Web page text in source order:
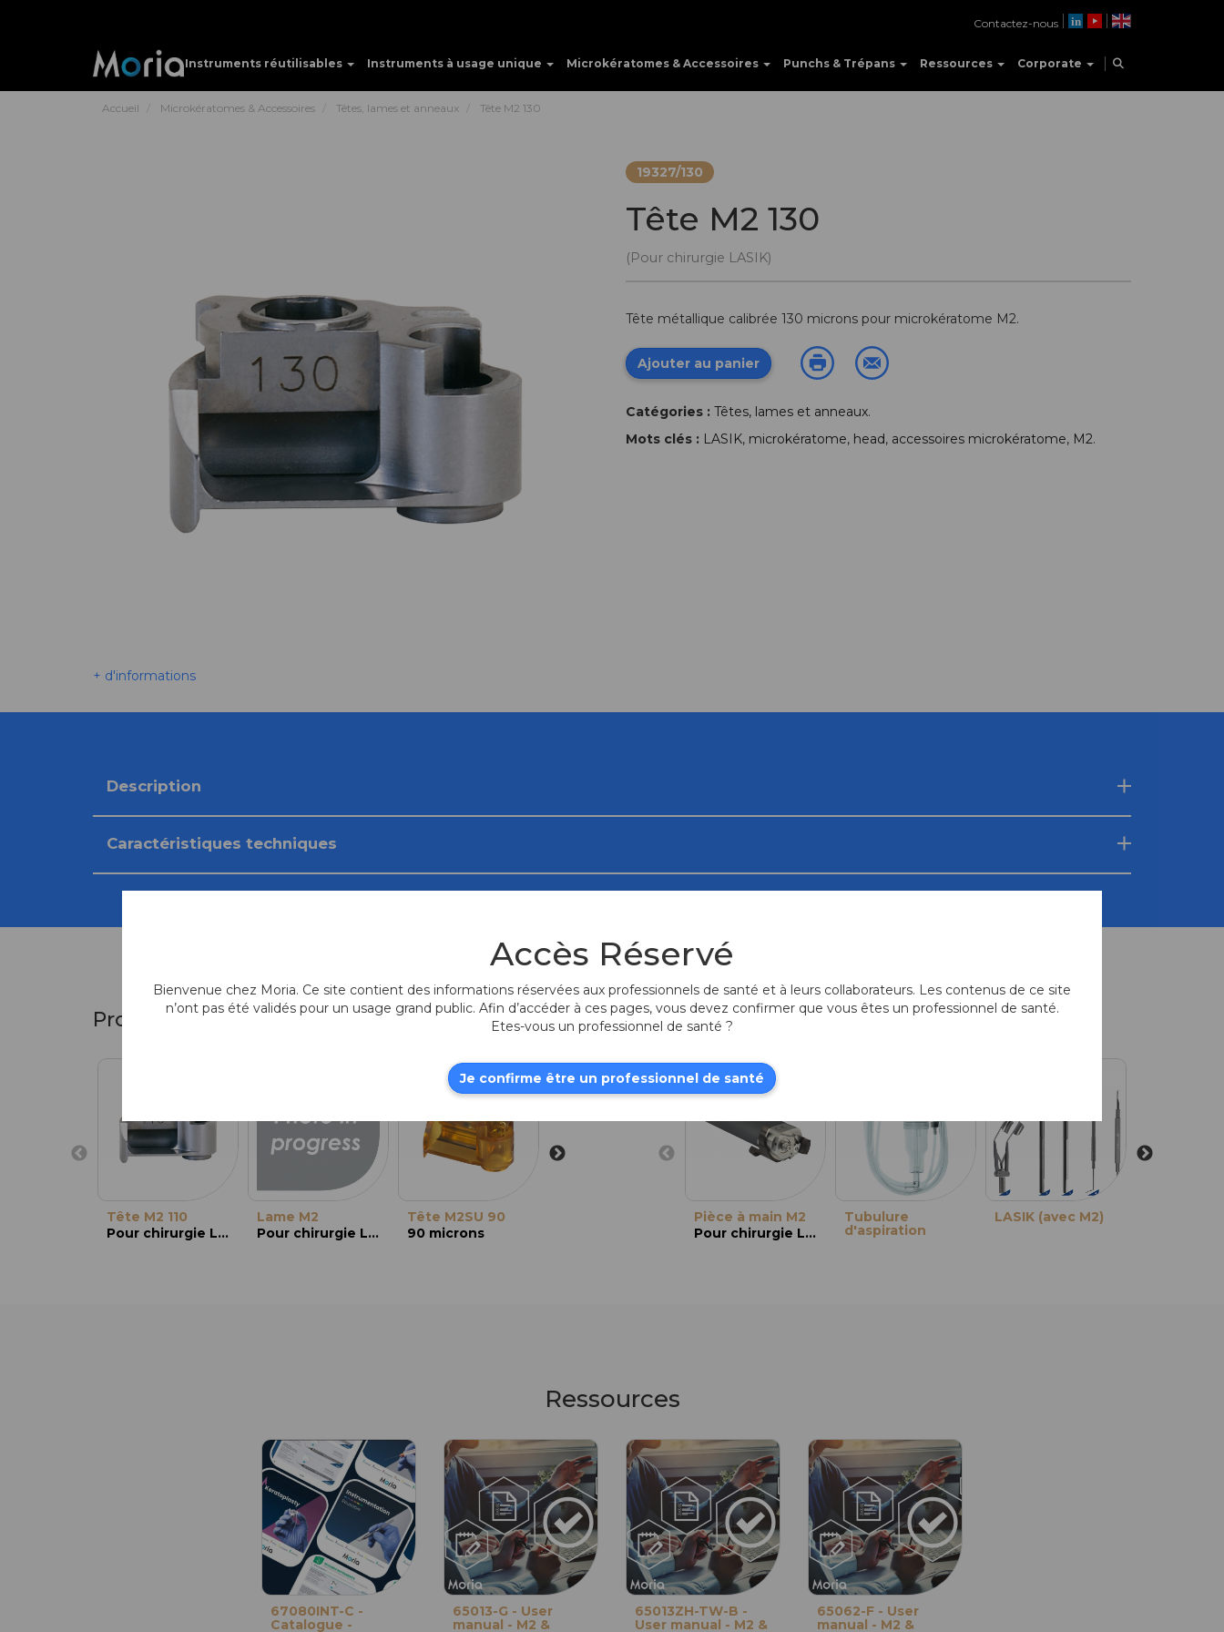
Instruments réutilisables Instruments à usage unique Microkératomes & Accessoires Punchs & Trépans Ressources Corporate
Contactez-nous
Accueil Microkératomes & Accessoires Têtes, lames et anneaux Tête M2 130
+ d'informations
19327/130
Tête M2 130
(Pour chirurgie LASIK)
Tête métallique calibrée 130 microns pour microkératome M2.
Ajouter au panier
Catégories : Têtes, lames et anneaux.
Mots clés : LASIK, microkératome, head, accessoires microkératome, M2.
Description
Caractéristiques techniques
Produits similaires
Tête M2 110
Pour chirurgie LASIK
Lame M2
Pour chirurgie LASIK
Tête M2SU 90
90 microns
Produits fréquemment associés
Pièce à main M2
Pour chirurgie LASIK
Tubulure
d'aspiration
LASIK (avec M2)
Ressources
67080INT-C -
Catalogue -
65013-G - User
manual - M2 &
65013ZH-TW-B -
User manual - M2 &
65062-F - User
manual - M2 &
Accès Réservé
Bienvenue chez Moria. Ce site contient des informations réservées aux professionnels de santé et à leurs collaborateurs. Les contenus de ce site
n’ont pas été validés pour un usage grand public. Afin d’accéder à ces pages, vous devez confirmer que vous êtes un professionnel de santé.
Etes-vous un professionnel de santé ?
Je confirme être un professionnel de santé